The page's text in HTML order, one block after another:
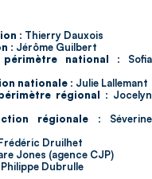
: Thierry Dauxois
: Jérôme Guilbert
périmètre national : Sofia
nationale : Julie Lallemant
régional : Jocelyn
régionale : Séverine
Druilhet
Jones (agence CJP)
Philippe Dubrulle